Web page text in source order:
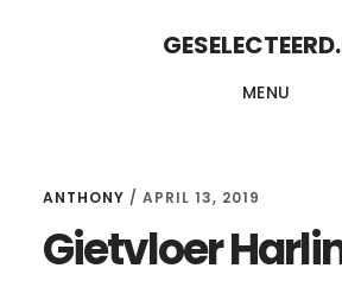
MENU
ANTHONY / APRIL 13, 2019
Gietvloer